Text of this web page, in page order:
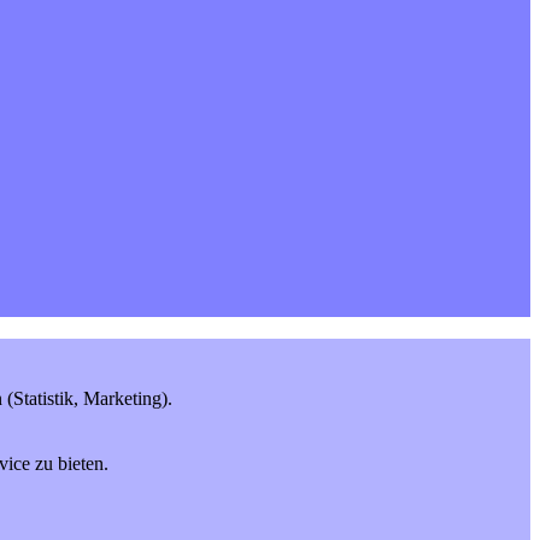
(Statistik, Marketing).
zu bieten.